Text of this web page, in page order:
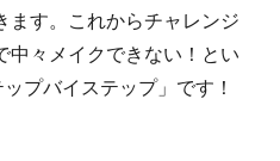
ます。これからチャレンジ
中々メイクできない！とい
プバイステップ」です！